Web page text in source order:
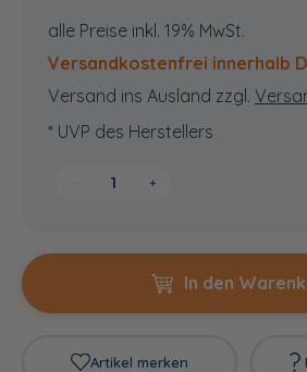
alle Preise inkl. 19% MwSt.
Versandkostenfrei innerhalb
Versand ins Ausland zzgl.
* UVP des Herstellers
+
In den
Artikel merken